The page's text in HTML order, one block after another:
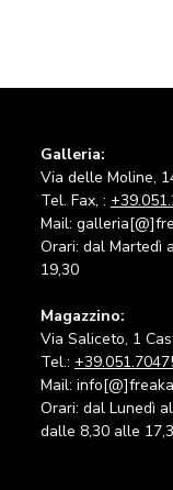
Galleria:
Via delle Moline,
Tel. Fax, :
Mail:
Orari: dal Martedì
19,30
Magazzino:
Via Saliceto, 1
Tel.:
Mail:
Orari: dal Lunedì
dalle 8,30 alle